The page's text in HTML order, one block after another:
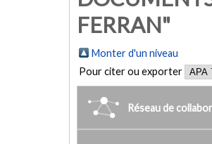
FERRAN"
Monter d'un niveau
Pour citer ou exporter
Réseau de